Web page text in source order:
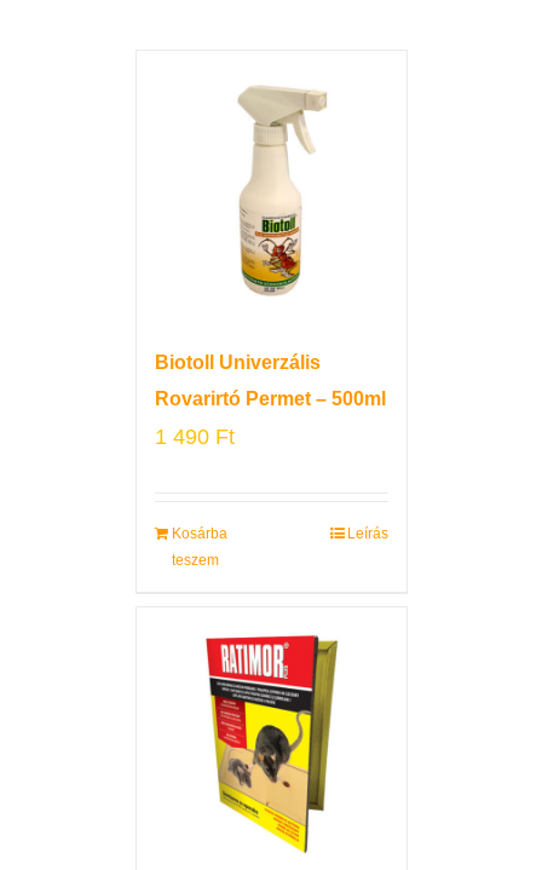
Biotoll Univerzális
Rovarirtó Permet – 500ml
1 490 Ft
Kosárba
teszem
Leírás